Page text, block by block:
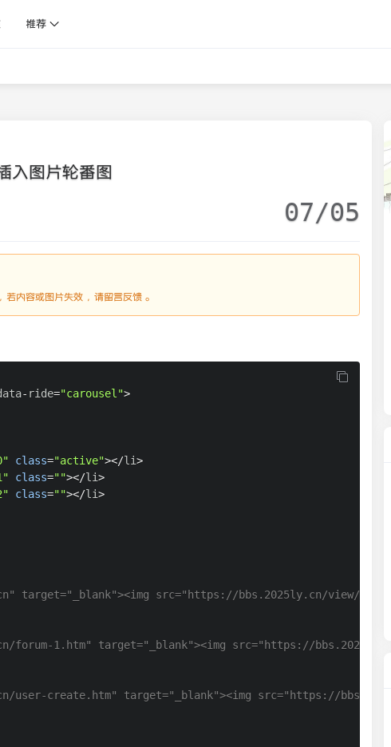
推荐
入图片轮番图
07/05
内容或图片失效，请留言反馈。
- ride="carousel">
class="active"></li>
class=""></li>
class=""></li>
target="_blank"><img src="https://bbs.2025ly.cn/view/
forum-1.htm" target="_blank"><img src="https://
user-create.htm" target="_blank"><img src="https://